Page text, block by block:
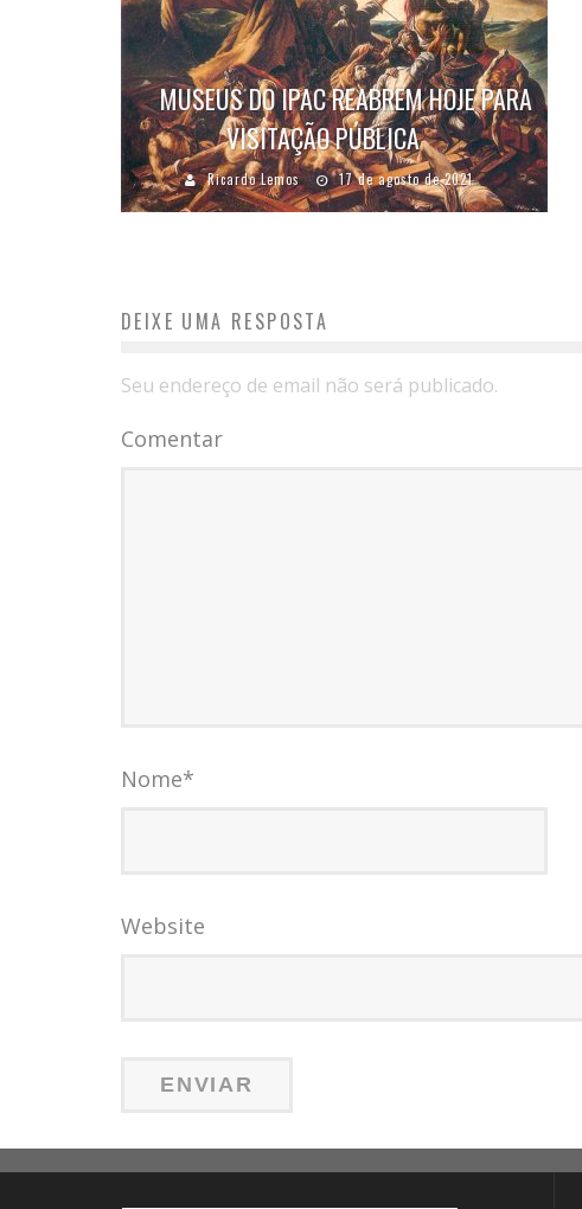
MUSEUS DO IPAC REABREM HOJE PARA
VISITAÇÃO PÚBLICA
Ricardo Lemos 17 de agosto de 2021
DEIXE UMA RESPOSTA
Seu endereço de email não será publicado.
Comentar
Nome*
Website